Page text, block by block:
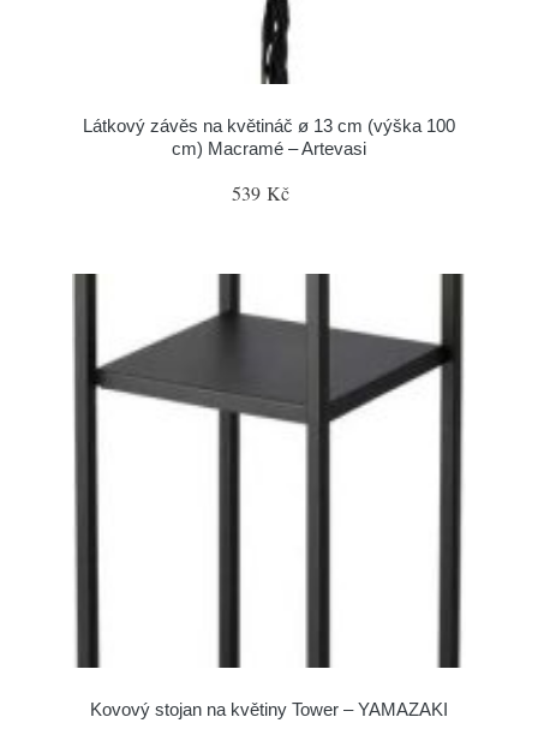
Látkový závěs na květináč ø 13 cm (výška 100
cm) Macramé – Artevasi
539 Kč
Kovový stojan na květiny Tower – YAMAZAKI